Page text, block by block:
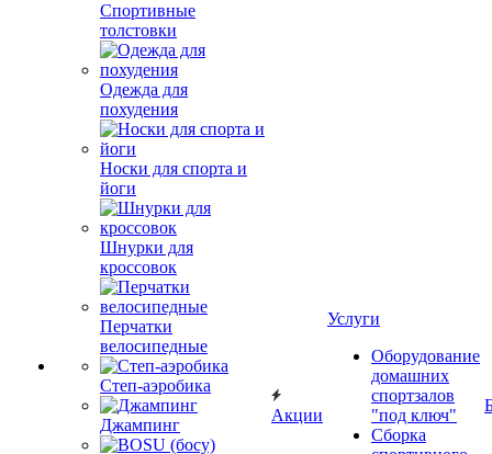
Спортивные
толстовки
Одежда для
похудения
Носки для спорта и
йоги
Шнурки для
кроссовок
Перчатки
велосипедные
Степ-аэробика
Джампинг
Акции
Услуги
Оборудование
домашних
спортзалов
"под ключ"
Сборка